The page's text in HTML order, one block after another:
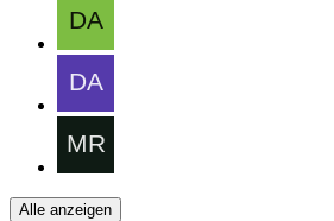
Alle anzeigen